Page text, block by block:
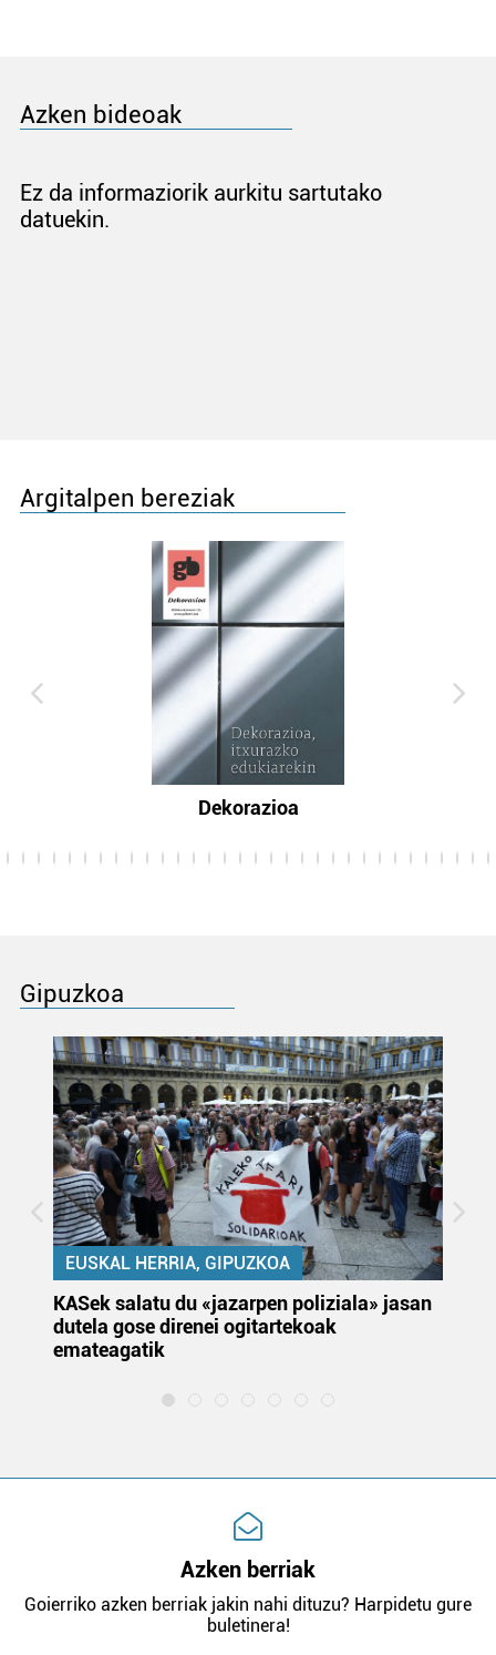
Azken bideoak
Ez da informaziorik aurkitu sartutako
datuekin.
Argitalpen bereziak
Dekorazioa
Gipuzkoa
EUSKAL HERRIA, GIPUZKOA
KASek salatu du «jazarpen poliziala» jasan
dutela gose direnei ogitartekoak
emateagatik
Azken berriak
Goierriko azken berriak jakin nahi dituzu? Harpidetu gure
buletinera!